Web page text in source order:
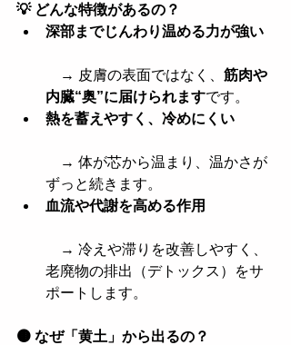
💡 どんな特徴があるの？
深部までじんわり温める力が強い
→ 皮膚の表面ではなく、 筋肉や
内臓“奥”に届けられますです。
熱を蓄えやすく、冷めにくい
→ 体が芯から温まり、温かさが
ずっと続きます。
血流や代謝を高める作用
→ 冷えや滞りを改善しやすく、
老廃物の排出（デトックス）をサ
ポートします。
🟤 なぜ「黄土」から出るの？